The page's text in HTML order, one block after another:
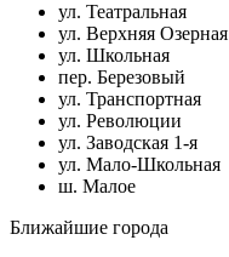
ул. Театральная
ул. Верхняя Озерная
ул. Школьная
пер. Березовый
ул. Транспортная
ул. Революции
ул. Заводская 1-я
ул. Мало-Школьная
ш. Малое
Ближайшие города